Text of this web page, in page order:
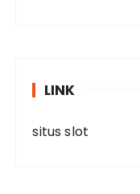
LINK
situs slot